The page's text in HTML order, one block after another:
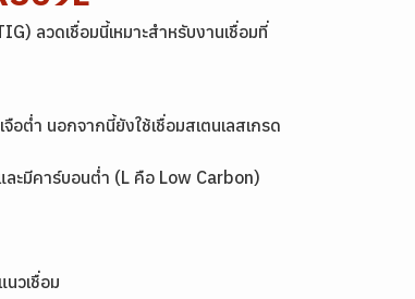
ลวดเชื่อมนี้เหมาะสำหรับงานเชื่อมที่
ต่ำ นอกจากนี้ยังใช้เชื่อมสเตนเลสเกรด
ะมีคาร์บอนต่ำ (L คือ Low Carbon)
วเชื่อม